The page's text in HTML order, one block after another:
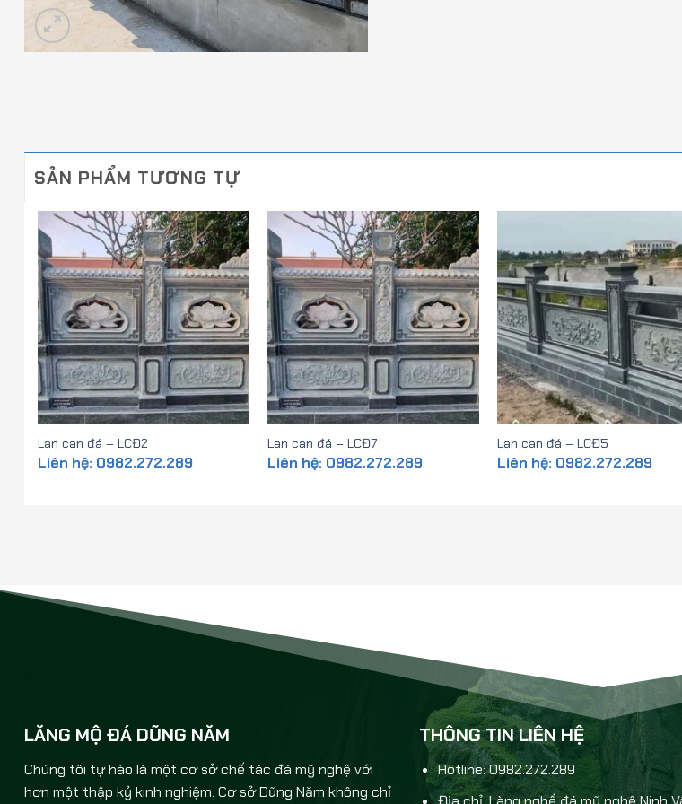
SẢN PHẨM TƯƠNG TỰ
Lan can đá – LCĐ2
Liên hệ: 0982.272.289
Lan can đá – LCĐ7
Liên hệ: 0982.272.289
Lan can đá – LCĐ5
Liên hệ: 0982.272.289
LĂNG MỘ ĐÁ DŨNG NĂM
Chúng tôi tự hào là một cơ sở chế tác đá mỹ nghệ với
hơn một thập kỷ kinh nghiệm. Cơ sở Dũng Năm không chỉ
THÔNG TIN LIÊN HỆ
Hotline: 0982.272.289